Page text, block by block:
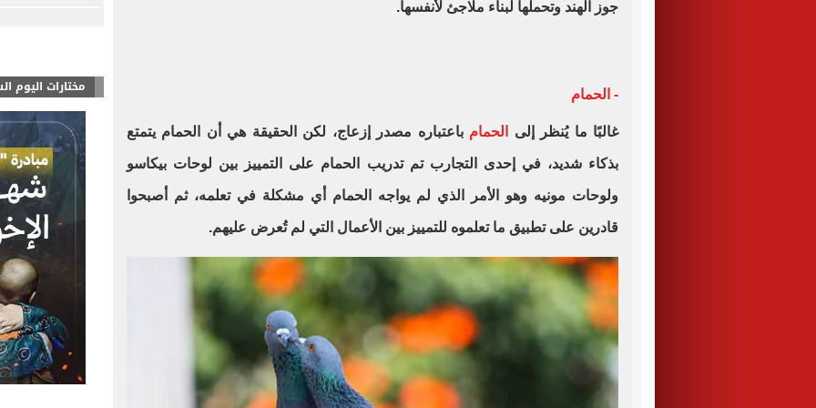
جوز الهند وتحملها لبناء ملاجئ لأنفسها.
- الحمام
غالبًا ما يُنظر إلى الحمام باعتباره مصدر إزعاج، لكن الحقيقة هي أن الحمام يتمتع
بذكاء شديد، في إحدى التجارب تم تدريب الحمام على التمييز بين لوحات بيكاسو
ولوحات مونيه وهو الأمر الذي لم يواجه الحمام أي مشكلة في تعلمه، ثم أصبحوا
قادرين على تطبيق ما تعلموه للتمييز بين الأعمال التي لم تُعرض عليهم.
مختارات اليوم